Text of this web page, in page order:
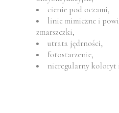
cienie pod oczami,
linie mimiczne i
zmarszczki,
utrata jędrności,
fotostarzenie,
nieregularny koloryt